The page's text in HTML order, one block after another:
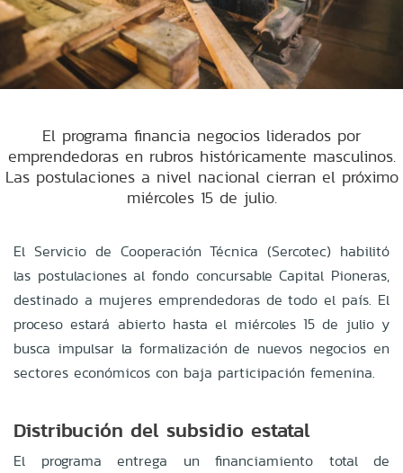
El programa financia negocios liderados por
emprendedoras en rubros históricamente masculinos.
Las postulaciones a nivel nacional cierran el próximo
miércoles 15 de julio.
El Servicio de Cooperación Técnica (Sercotec) habilitó
las postulaciones al fondo concursable Capital Pioneras,
destinado a mujeres emprendedoras de todo el país. El
proceso estará abierto hasta el miércoles 15 de julio y
busca impulsar la formalización de nuevos negocios en
sectores económicos con baja participación femenina.
Distribución del subsidio estatal
El programa entrega un financiamiento total de